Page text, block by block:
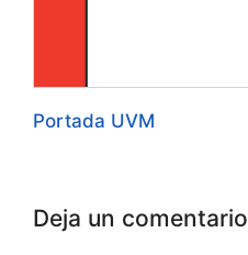
Portada UVM
Deja un comentario